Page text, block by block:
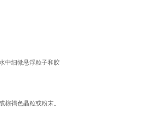
中细微悬浮粒子和胶
褐色晶粒或粉末。